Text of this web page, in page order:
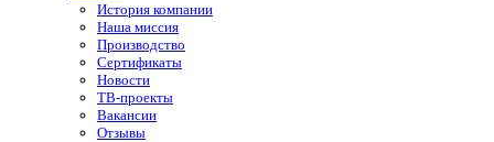
История компании
Наша миссия
Производство
Сертификаты
Новости
ТВ-проекты
Вакансии
Отзывы